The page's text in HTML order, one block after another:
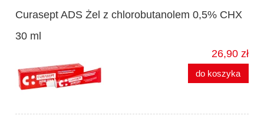
Curasept ADS Żel z chlorobutanolem 0,5% CHX
30 ml
26,90 zł
do koszyka